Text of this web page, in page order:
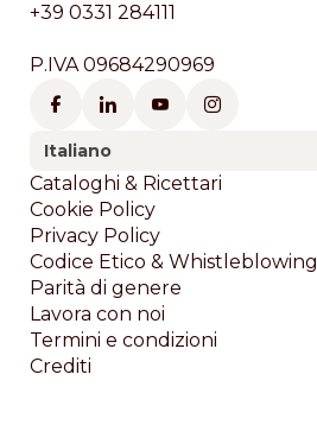
+39 0331 284111
P.IVA 09684290969
Italiano
Footer
Cataloghi & Ricettari
Cookie Policy
Privacy Policy
Codice Etico & Whistleblowing
Parità di genere
Lavora con noi
Termini e condizioni
Crediti